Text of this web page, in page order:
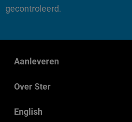
gecontroleerd.
Aanleveren
Over Ster
English